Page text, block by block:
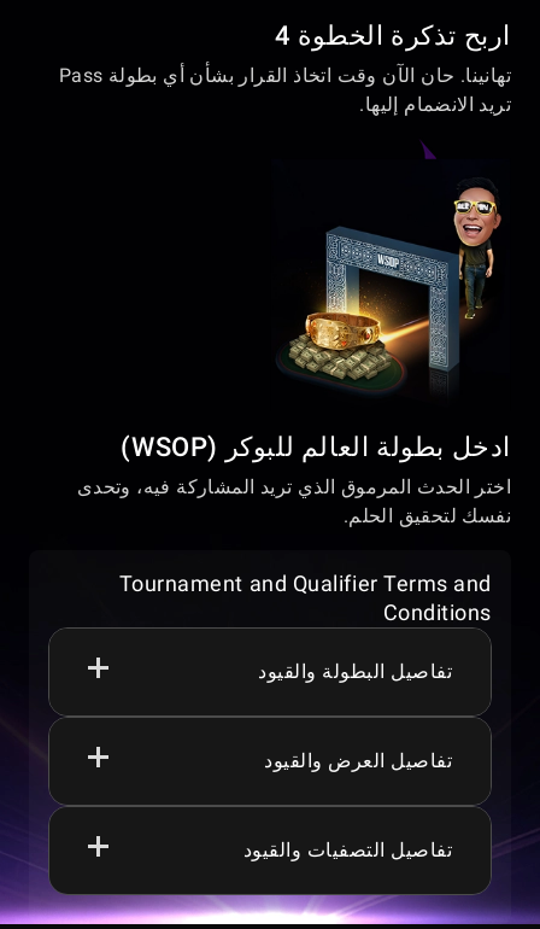
اربح تذكرة الخطوة 4
تهانينا. حان الآن وقت اتخاذ القرار بشأن أي بطولة Pass
تريد الانضمام إليها.
ادخل بطولة العالم للبوكر (WSOP)
اختر الحدث المرموق الذي تريد المشاركة فيه، وتحدى
نفسك لتحقيق الحلم.
Tournament and Qualifier Terms and
Conditions
تفاصيل البطولة والقيود
مجموعات الجوائز، الضمانات، العروض
الألعاب عرضة للتغيير أو التعليق أو الإنهاء في
تفاصيل العرض والقيود
إذا بدأت اليد قبل 00:00 (UTC-8) ولكن
تفاصيل التصفيات والقيود